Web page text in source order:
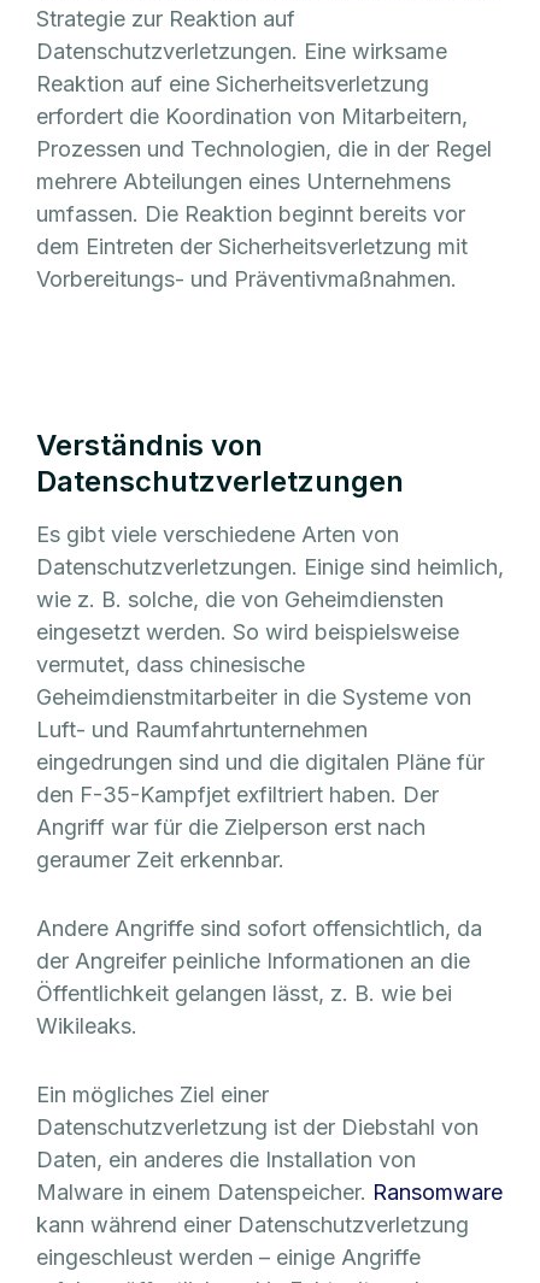
Strategie zur Reaktion auf
Datenschutzverletzungen. Eine wirksame
Reaktion auf eine Sicherheitsverletzung
erfordert die Koordination von Mitarbeitern,
Prozessen und Technologien, die in der Regel
mehrere Abteilungen eines Unternehmens
umfassen. Die Reaktion beginnt bereits vor
dem Eintreten der Sicherheitsverletzung mit
Vorbereitungs- und Präventivmaßnahmen.
Verständnis von
Datenschutzverletzungen
Es gibt viele verschiedene Arten von
Datenschutzverletzungen. Einige sind heimlich,
wie z. B. solche, die von Geheimdiensten
eingesetzt werden. So wird beispielsweise
vermutet, dass chinesische
Geheimdienstmitarbeiter in die Systeme von
Luft- und Raumfahrtunternehmen
eingedrungen sind und die digitalen Pläne für
den F-35-Kampfjet exfiltriert haben. Der
Angriff war für die Zielperson erst nach
geraumer Zeit erkennbar.
Andere Angriffe sind sofort offensichtlich, da
der Angreifer peinliche Informationen an die
Öffentlichkeit gelangen lässt, z. B. wie bei
Wikileaks.
Ein mögliches Ziel einer
Datenschutzverletzung ist der Diebstahl von
Daten, ein anderes die Installation von
Malware in einem Datenspeicher. Ransomware
kann während einer Datenschutzverletzung
eingeschleust werden – einige Angriffe